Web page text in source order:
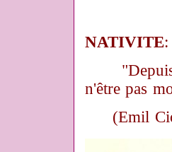
NATIVITE:
"Depuis
n'être pas
(Emil